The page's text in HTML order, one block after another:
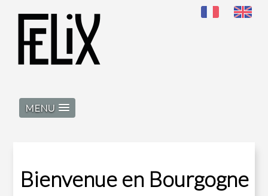
MENU
Bienvenue en Bourgogne